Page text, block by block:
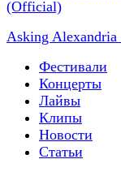
Asking
Фестивали
Концерты
Лайвы
Клипы
Новости
Статьи